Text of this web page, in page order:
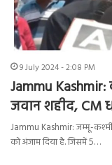
9 July 2024 - 2:08 PM
Jammu
जवान शहीद, CM
Jammu Kashmir: जम्मू-
को अंजाम दिया है. जिसमें 5…